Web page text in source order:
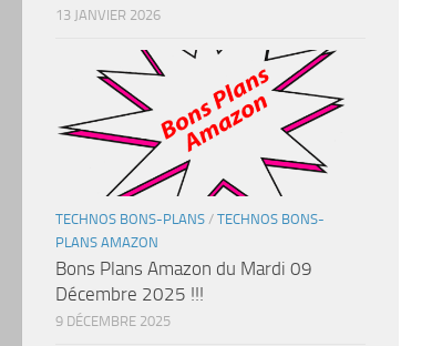
13 JANVIER 2026
TECHNOS BONS-PLANS / TECHNOS BONS-
PLANS AMAZON
Bons Plans Amazon du Mardi 09
Décembre 2025 !!!
9 DÉCEMBRE 2025